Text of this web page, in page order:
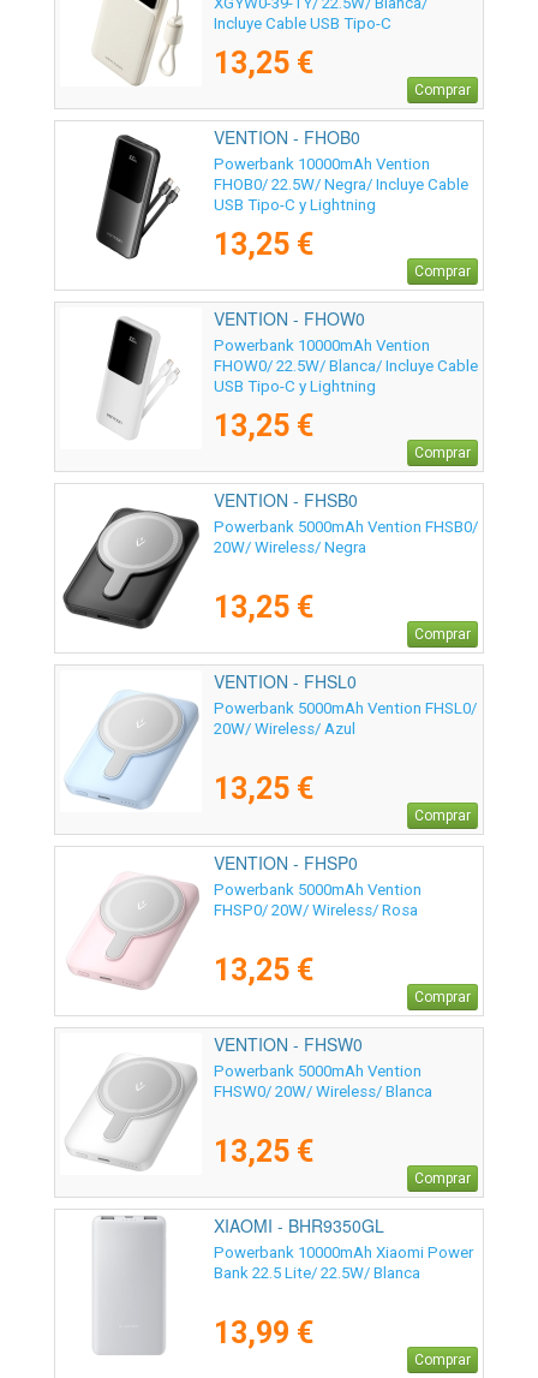
Incluye Cable USB Tipo-C
13,25 €
Comprar
VENTION - FHOB0
Powerbank 10000mAh Vention
FHOB0/ 22.5W/ Negra/ Incluye Cable
USB Tipo-C y Lightning
13,25 €
Comprar
VENTION - FHOW0
Powerbank 10000mAh Vention
FHOW0/ 22.5W/ Blanca/ Incluye Cable
USB Tipo-C y Lightning
13,25 €
Comprar
VENTION - FHSB0
Powerbank 5000mAh Vention FHSB0/
20W/ Wireless/ Negra
13,25 €
Comprar
VENTION - FHSL0
Powerbank 5000mAh Vention FHSL0/
20W/ Wireless/ Azul
13,25 €
Comprar
VENTION - FHSP0
Powerbank 5000mAh Vention
FHSP0/ 20W/ Wireless/ Rosa
13,25 €
Comprar
VENTION - FHSW0
Powerbank 5000mAh Vention
FHSW0/ 20W/ Wireless/ Blanca
13,25 €
Comprar
XIAOMI - BHR9350GL
Powerbank 10000mAh Xiaomi Power
Bank 22.5 Lite/ 22.5W/ Blanca
13,99 €
Comprar